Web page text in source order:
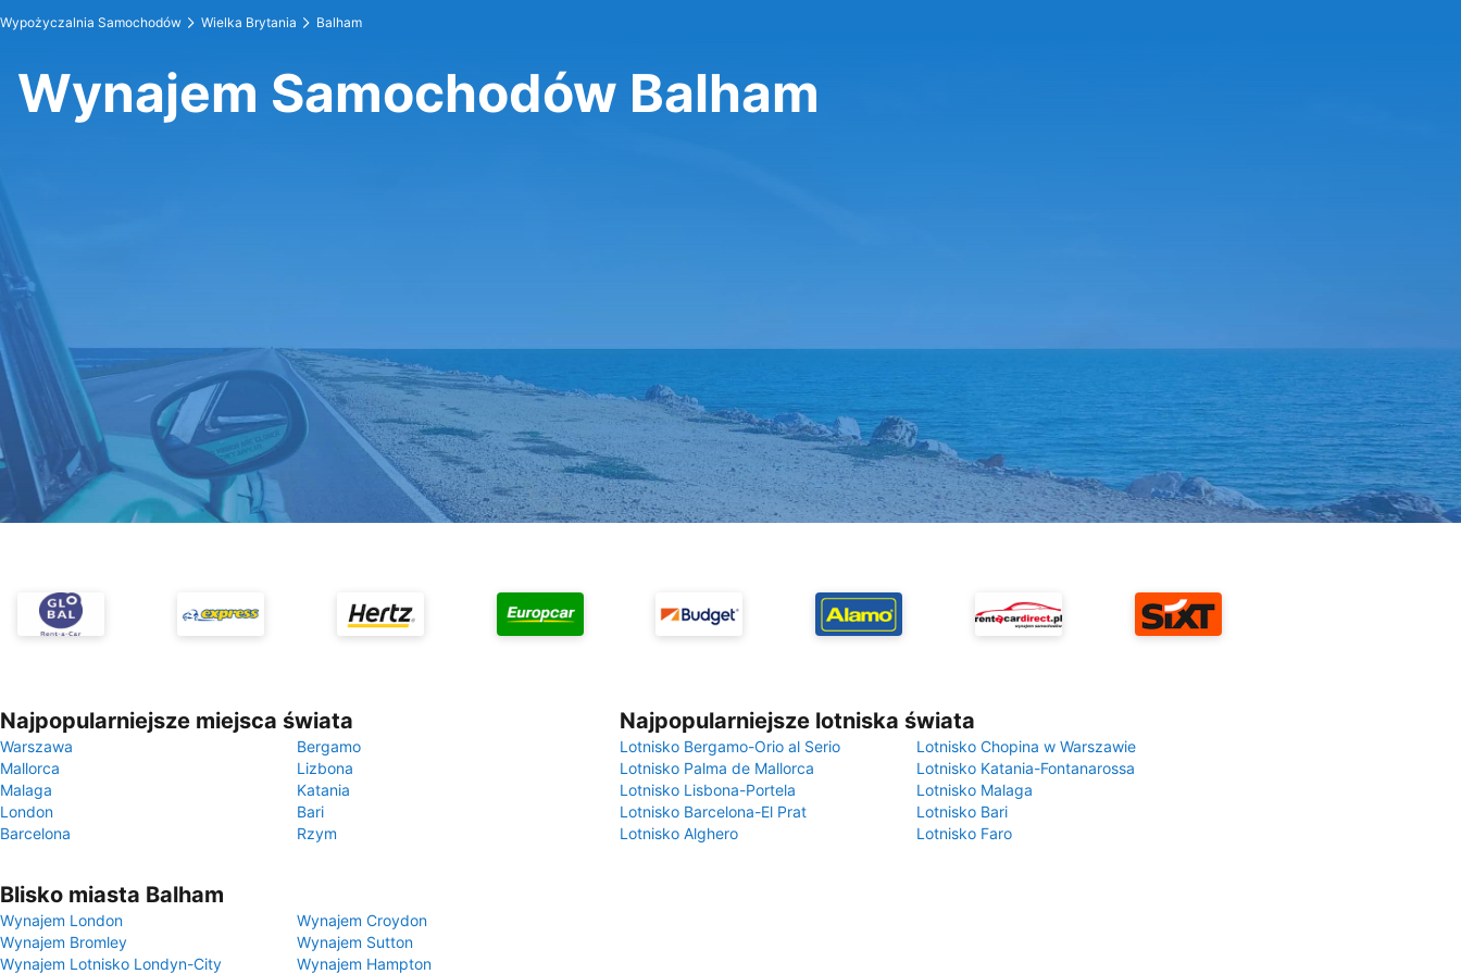
Wypożyczalnia Samochodów Wielka Brytania Balham
Wynajem Samochodów Balham
Najpopularniejsze miejsca świata
Warszawa
Bergamo
Mallorca
Lizbona
Malaga
Katania
London
Bari
Barcelona
Rzym
Najpopularniejsze lotniska świata
Lotnisko Bergamo-Orio al Serio
Lotnisko Chopina w Warszawie
Lotnisko Palma de Mallorca
Lotnisko Katania-Fontanarossa
Lotnisko Lisbona-Portela
Lotnisko Malaga
Lotnisko Barcelona-El Prat
Lotnisko Bari
Lotnisko Alghero
Lotnisko Faro
Blisko miasta Balham
Wynajem London
Wynajem Croydon
Wynajem Bromley
Wynajem Sutton
Wynajem Lotnisko Londyn-City
Wynajem Hampton